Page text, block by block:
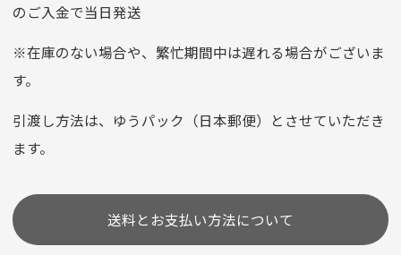
クレジットカード
選びいただけない場合がございます。
のご入金で当日発送
※在庫のない場合や、繁忙期間中は遅れる場合がございま
す。
引渡し方法は、ゆうパック（日本郵便）とさせていただき
ます。
送料とお支払い方法について